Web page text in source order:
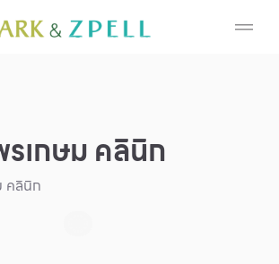
เกษม คลินิก
คลินิก